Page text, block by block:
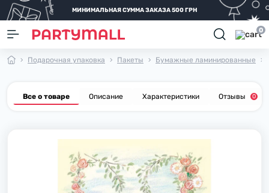
МИНИМАЛЬНАЯ СУММА ЗАКАЗА 500 ГРН
0
Подарочная упаковка Пакеты Бумажные ламинированные
Все о товаре Описание Характеристики Отзывы 0